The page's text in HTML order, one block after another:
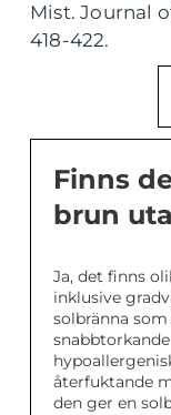
Mist. Journal
418-422.
Finns
brun
Ja, det finns
inklusive
solbränna
återfuktande
den ger en